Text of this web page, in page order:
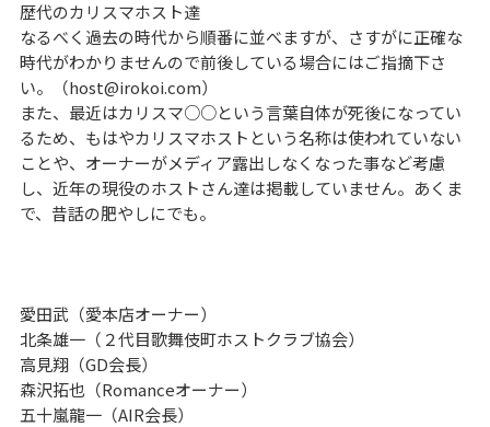
歴代のカリスマホスト達
なるべく過去の時代から順番に並べますが、さすがに正確な
時代がわかりませんので前後している場合にはご指摘下さ
い。（host@irokoi.com）
また、最近はカリスマ○○という言葉自体が死後になってい
るため、もはやカリスマホストという名称は使われていない
ことや、オーナーがメディア露出しなくなった事など考慮
し、近年の現役のホストさん達は掲載していません。あくま
で、昔話の肥やしにでも。
愛田武（愛本店オーナー）
北条雄一（２代目歌舞伎町ホストクラブ協会）
高見翔（GD会長）
森沢拓也（Romanceオーナー）
五十嵐龍一（AIR会長）